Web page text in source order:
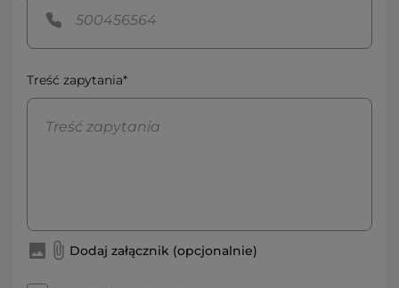
Treść zapytania*
Dodaj załącznik (opcjonalnie)